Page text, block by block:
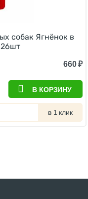
собак Ягнёнок в
26шт
660₽
В КОРЗИНУ
в 1 клик